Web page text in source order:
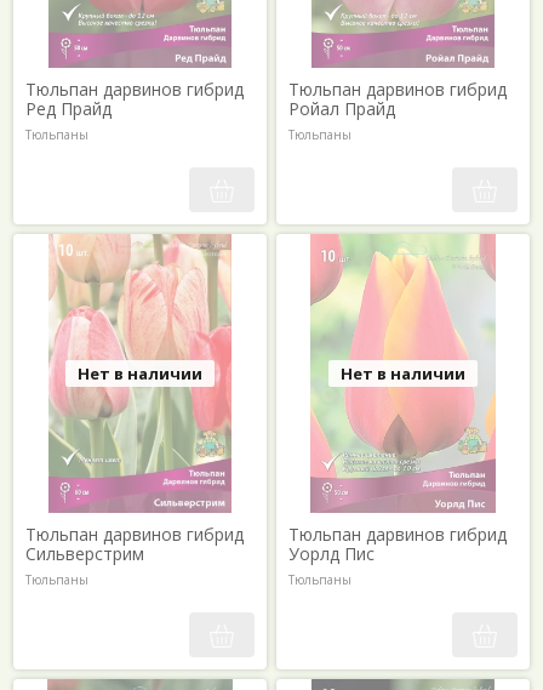
Тюльпан дарвинов гибрид
Ред Прайд
Тюльпаны
Тюльпан дарвинов гибрид
Ройал Прайд
Тюльпаны
Нет в наличии
Тюльпан дарвинов гибрид
Сильверстрим
Тюльпаны
Нет в наличии
Тюльпан дарвинов гибрид
Уорлд Пис
Тюльпаны